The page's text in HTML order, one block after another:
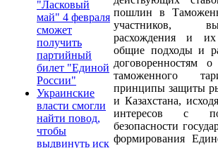
"Ласковый
май" 4 февраля
сможет
получить
партийный
билет "Единой
России"
Украинские
власти смогли
найти повод,
чтобы
выдвинуть иск
пошлин в
участников,
расхождения и
общие подходы и
договоренностям
таможенного
принципы защиты
и Казахстана,
интересов с
безопасности
формирования